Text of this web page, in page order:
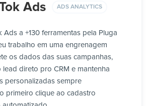
Ads ADS ANALYTICS
Ads a +130 ferramentas pela Pluga
trabalho em uma engrenagem
os dados das suas campanhas,
lead direto pro CRM e mantenha
personalizadas sempre
primeiro clique ao cadastro